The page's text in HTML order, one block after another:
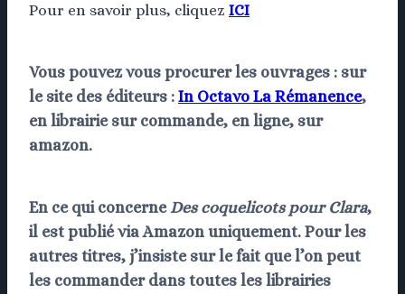
Pour en savoir plus, cliquez ICI
Vous pouvez vous procurer les ouvrages : sur
le site des éditeurs : In Octavo La Rémanence,
en librairie sur commande, en ligne, sur
amazon.
En ce qui concerne Des coquelicots pour Clara,
il est publié via Amazon uniquement. Pour les
autres titres, j’insiste sur le fait que l’on peut
les commander dans toutes les librairies